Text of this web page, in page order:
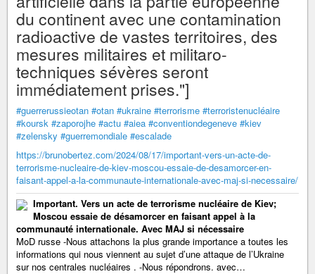
du continent avec une contamination
radioactive de vastes territoires, des
mesures militaires et militaro-
techniques sévères seront
immédiatement prises."]
#guerrerussieotan #otan #ukraine #terrorisme #terroristenucléaire
#koursk #zaporojhe #actu #aiea #conventiondegeneve #kiev
#zelensky #guerremondiale #escalade
https://brunobertez.com/2024/08/17/important-vers-un-acte-de-
terrorisme-nucleaire-de-kiev-moscou-essaie-de-desamorcer-en-
faisant-appel-a-la-communaute-internationale-avec-maj-si-necessaire/
Important. Vers un acte de terrorisme nucléaire de Kiev;
Moscou essaie de désamorcer en faisant appel à la
communauté internationale. Avec MAJ si nécessaire
MoD russe -Nous attachons la plus grande importance a toutes les
informations qui nous viennent au sujet d’une attaque de l’Ukraine
sur nos centrales nucléaires . -Nous répondrons. avec…